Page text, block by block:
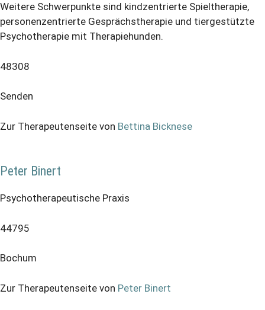
Weitere Schwerpunkte sind kindzentrierte Spieltherapie,
personenzentrierte Gesprächstherapie und tiergestützte
Psychotherapie mit Therapiehunden.
48308
Senden
Zur Therapeutenseite von Bettina Bicknese
Peter Binert
Psychotherapeutische Praxis
44795
Bochum
Zur Therapeutenseite von Peter Binert